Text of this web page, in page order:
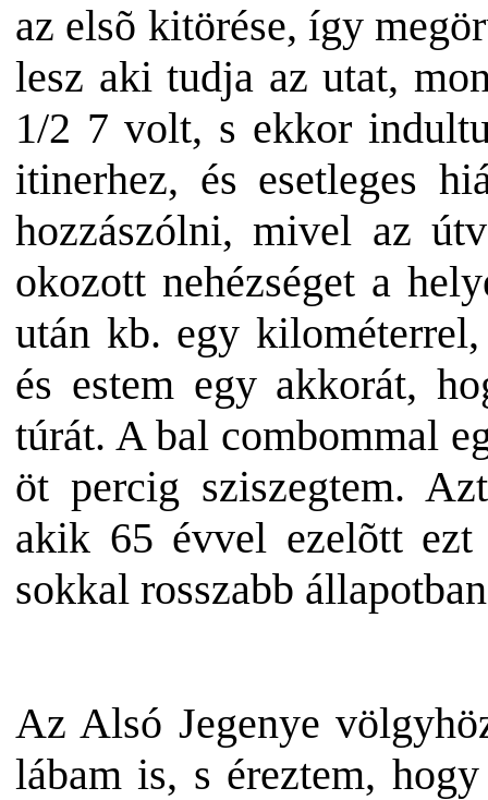
az elsõ kitörése, így
lesz aki tudja az utat,
1/2 7 volt, s ekkor
itinerhez, és esetleges
hozzászólni, mivel az
okozott nehézséget a
után kb. egy
és estem egy akkorát,
túrát. A bal combommal
öt percig sziszegtem.
akik 65 évvel ezelõtt
sokkal rosszabb
Az Alsó Jegenye
lábam is, s éreztem,